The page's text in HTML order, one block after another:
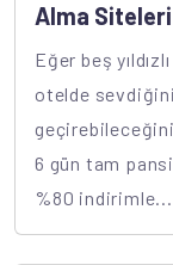
Alma
Eğer beş
otelde
6 gün tam
%80 indirimle...